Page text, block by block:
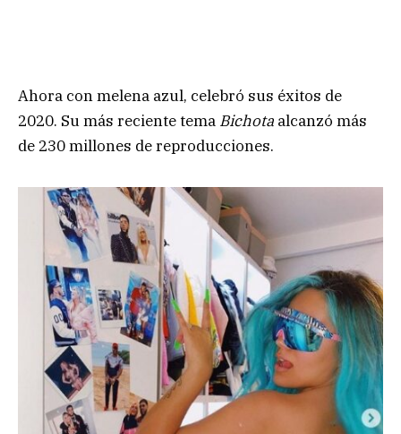
Ahora con melena azul, celebró sus éxitos de
2020. Su más reciente tema Bichota alcanzó más
de 230 millones de reproducciones.